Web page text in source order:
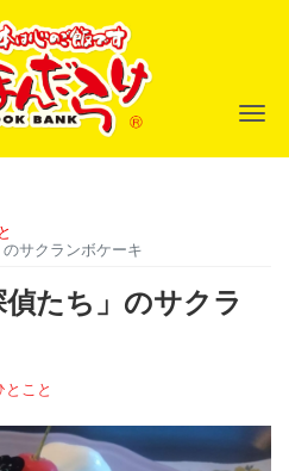
ナ
のサクランボケーキ
偵たち」のサクラ
とこと